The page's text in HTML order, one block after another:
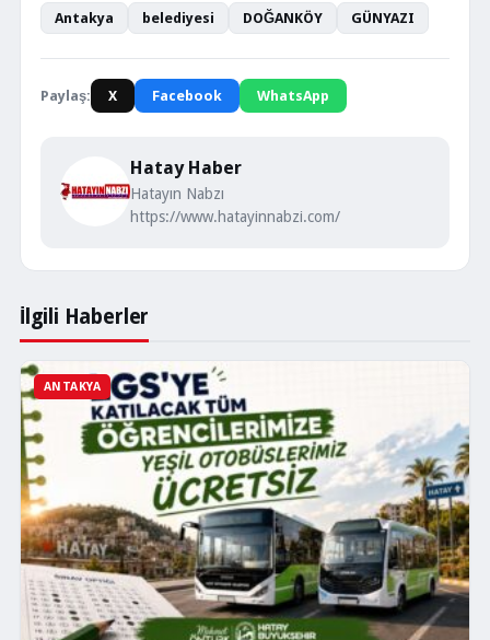
Antakya belediyesi DOĞANKÖY GÜNYAZI
Paylaş: X Facebook WhatsApp
Hatay Haber
Hatayın Nabzı
https://www.hatayinnabzi.com/
İlgili Haberler
ANTAKYA